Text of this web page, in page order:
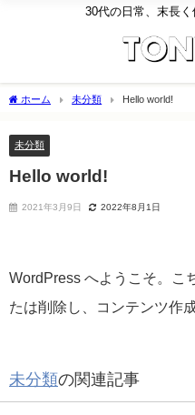
30代の日常、末長く
ホーム 未分類 Hello world!
未分類
Hello world!
2021年3月9日 2022年8月1日
WordPress へようこそ。こ
たは削除し、コンテンツ作
未分類の関連記事